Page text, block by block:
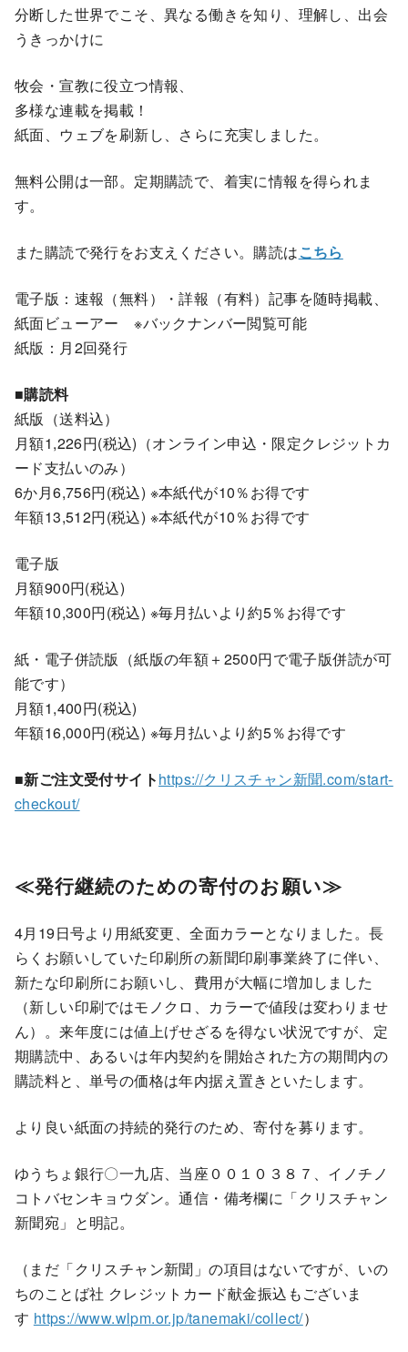
分断した世界でこそ、異なる働きを知り、理解し、出会
うきっかけに
牧会・宣教に役立つ情報、
多様な連載を掲載！
紙面、ウェブを刷新し、さらに充実しました。
無料公開は一部。定期購読で、着実に情報を得られま
す。
また購読で発行をお支えください。購読はこちら
電子版：速報（無料）・詳報（有料）記事を随時掲載、
紙面ビューアー ※バックナンバー閲覧可能
紙版：月2回発行
■購読料
紙版（送料込）
月額1,226円(税込)（オンライン申込・限定クレジットカ
ード支払いのみ）
6か月6,756円(税込) ※本紙代が10％お得です
年額13,512円(税込) ※本紙代が10％お得です
電子版
月額900円(税込)
年額10,300円(税込) ※毎月払いより約5％お得です
紙・電子併読版（紙版の年額＋2500円で電子版併読が可
能です）
月額1,400円(税込)
年額16,000円(税込) ※毎月払いより約5％お得です
■新ご注文受付サイトhttps://クリスチャン新聞.com/start-
checkout/
≪発行継続のための寄付のお願い≫
4月19日号より用紙変更、全面カラーとなりました。長
らくお願いしていた印刷所の新聞印刷事業終了に伴い、
新たな印刷所にお願いし、費用が大幅に増加しました
（新しい印刷ではモノクロ、カラーで値段は変わりませ
ん）。来年度には値上げせざるを得ない状況ですが、定
期購読中、あるいは年内契約を開始された方の期間内の
購読料と、単号の価格は年内据え置きといたします。
より良い紙面の持続的発行のため、寄付を募ります。
ゆうちょ銀行〇一九店、当座００１０３８７、イノチノ
コトバセンキョウダン。通信・備考欄に「クリスチャン
新聞宛」と明記。
（まだ「クリスチャン新聞」の項目はないですが、いの
ちのことば社 クレジットカード献金振込もございま
す https://www.wlpm.or.jp/tanemaki/collect/）